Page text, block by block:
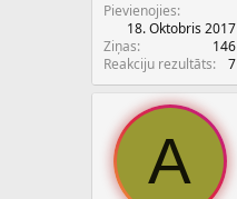
Pievienojies
18. Oktobris 2017
Ziņas
146
Reakciju rezultāts
7
A